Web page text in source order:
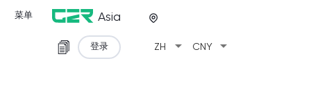
菜单 Asia
ZH arrow_drop_down CNY arrow_drop_down
登录